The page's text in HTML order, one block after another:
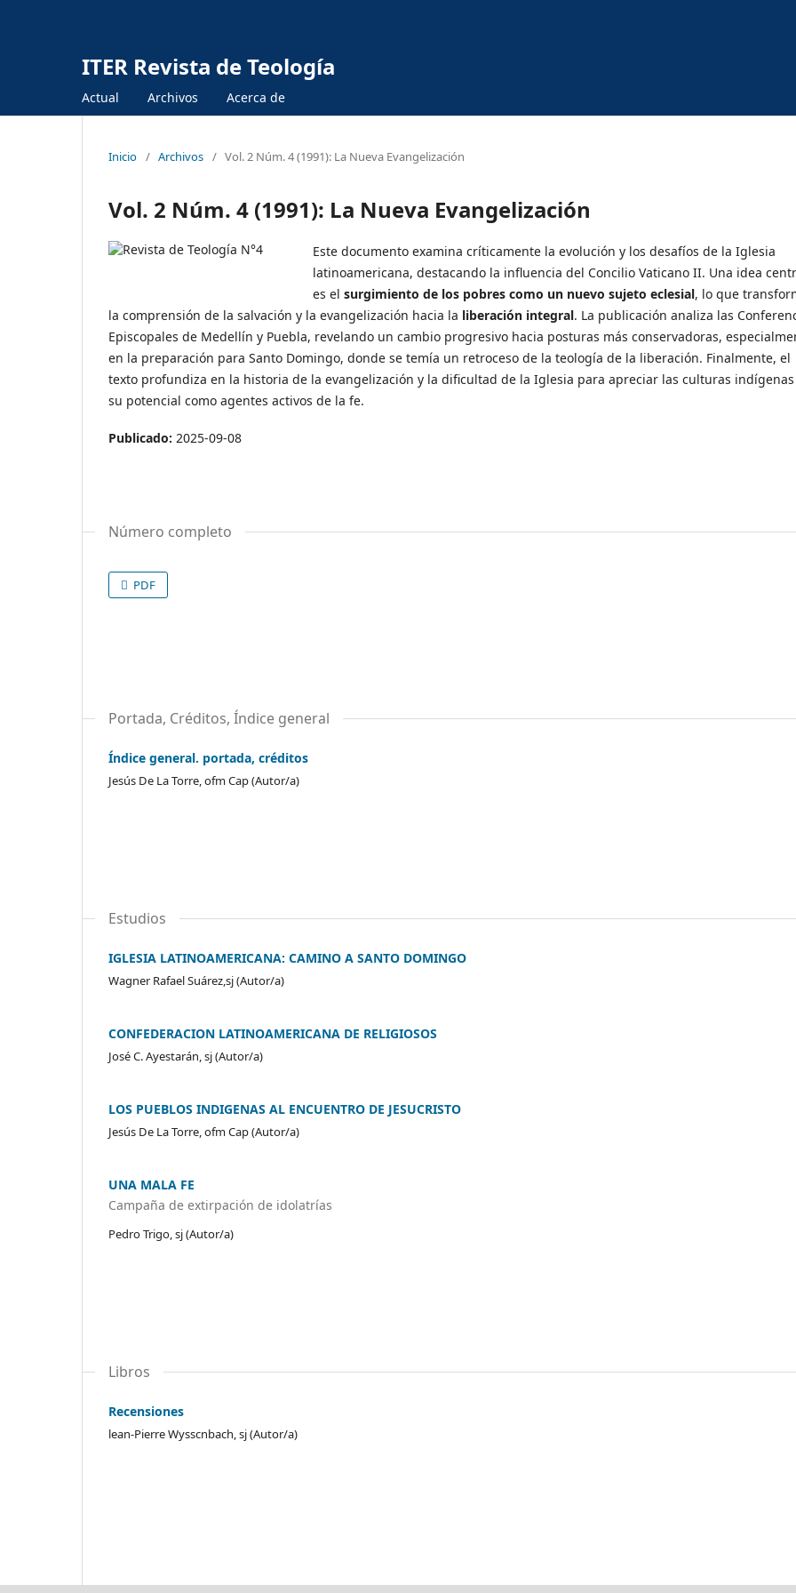
ITER Revista de Teología
Actual Archivos Acerca de
Inicio / Archivos / Vol. 2 Núm. 4 (1991): La Nueva Evangelización
Vol. 2 Núm. 4 (1991): La Nueva Evangelización
Este documento examina críticamente la evolución y los desafíos de la Iglesia
latinoamericana, destacando la influencia del Concilio Vaticano II. Una idea
es el surgimiento de los pobres como un nuevo sujeto eclesial, lo que
la comprensión de la salvación y la evangelización hacia la liberación integral. La publicación analiza las
Episcopales de Medellín y Puebla, revelando un cambio progresivo hacia posturas más conservadoras,
en la preparación para Santo Domingo, donde se temía un retroceso de la teología de la liberación. Finalmente, el
texto profundiza en la historia de la evangelización y la dificultad de la Iglesia para apreciar las culturas
su potencial como agentes activos de la fe.
Publicado: 2025-09-08
Número completo
PDF
Portada, Créditos, Índice general
Índice general. portada, créditos
Jesús De La Torre, ofm Cap (Autor/a)
Estudios
IGLESIA LATINOAMERICANA: CAMINO A SANTO DOMINGO
Wagner Rafael Suárez,sj (Autor/a)
CONFEDERACION LATINOAMERICANA DE RELIGIOSOS
José C. Ayestarán, sj (Autor/a)
LOS PUEBLOS INDIGENAS AL ENCUENTRO DE JESUCRISTO
Jesús De La Torre, ofm Cap (Autor/a)
UNA MALA FE
Campaña de extirpación de idolatrías
Pedro Trigo, sj (Autor/a)
Libros
Recensiones
lean-Pierre Wysscnbach, sj (Autor/a)